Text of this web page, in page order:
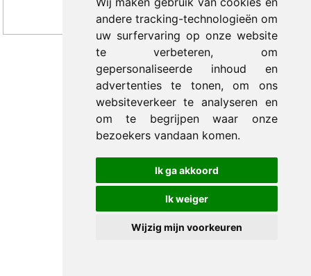
andere tracking-technologieën om
uw surfervaring op onze website
te verbeteren, om
gepersonaliseerde inhoud en
advertenties te tonen, om ons
websiteverkeer te analyseren en
om te begrijpen waar onze
bezoekers vandaan komen.
Ik ga akkoord
Ik weiger
Wijzig mijn voorkeuren
© 2012-2026 Trade Med B.V. -by Selious B.V.